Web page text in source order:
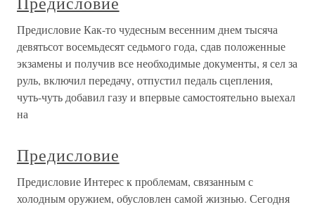
Предисловие Как-то чудесным весенним днем тысяча
девятьсот восемьдесят седьмого года, сдав положенные
экзамены и получив все необходимые документы, я сел за
руль, включил передачу, отпустил педаль сцепления,
чуть-чуть добавил газу и впервые самостоятельно выехал
на
Предисловие
Предисловие Интерес к проблемам, связанным с
холодным оружием, обусловлен самой жизнью. Сегодня